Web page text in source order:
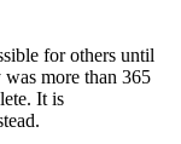
for others until
more than 365
It is